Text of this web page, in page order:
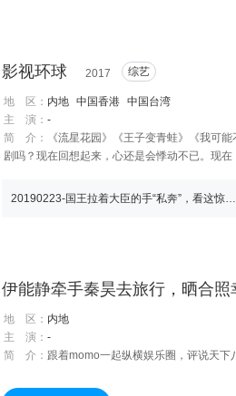
影视环球 2017 综艺
地 区： 内地 中国香港 中国台湾
主 演： -
简 介：
《流星花园》《王子变青蛙》《我可
剧吗？现在回想起来，心还是会悸动不已。现
20190223-国王拉着大臣的手“私奔”，看这惊恐的小表情，难以置信
地 区： 内地
主 演： -
简 介： 跟着momo一起纵横娱乐圈，评说天下